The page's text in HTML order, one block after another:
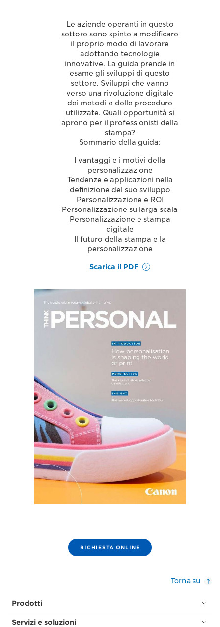
Le aziende operanti in questo
settore sono spinte a modificare
il proprio modo di lavorare
adottando tecnologie
innovative. La guida prende in
esame gli sviluppi di questo
settore. Sviluppi che vanno
verso una rivoluzione digitale
dei metodi e delle procedure
utilizzate. Quali opportunità si
aprono per il professionisti della
stampa?
Sommario della guida:
I vantaggi e i motivi della
personalizzazione
Tendenze e applicazioni nella
definizione del suo sviluppo
Personalizzazione e ROI
Personalizzazione su larga scala
Personalizzazione e stampa
digitale
Il futuro della stampa e la
personalizzazione
Scarica il PDF
RICHIESTA ONLINE
Torna su
Prodotti
Servizi e soluzioni